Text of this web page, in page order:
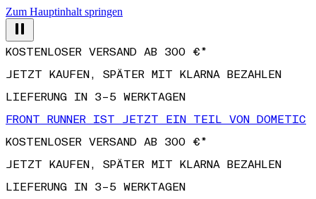
Zum Hauptinhalt springen
JETZT KAUFEN, SPÄTER MIT KLARNA BEZAHLEN
LIEFERUNG IN 3–5 WERKTAGEN
FRONT RUNNER IST JETZT EIN TEIL VON DOMETIC
KOSTENLOSER VERSAND AB 300 €*
JETZT KAUFEN, SPÄTER MIT KLARNA BEZAHLEN
LIEFERUNG IN 3–5 WERKTAGEN
FRONT RUNNER IST JETZT EIN TEIL VON DOMETIC